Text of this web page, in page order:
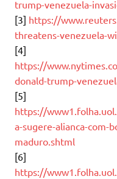
trump-venezuela-
[3] https://
threatens-venezuela-
[4]
https://
donald-trump-
[5]
https://
a-sugere-alianca-com-
maduro.shtml
[6]
https://